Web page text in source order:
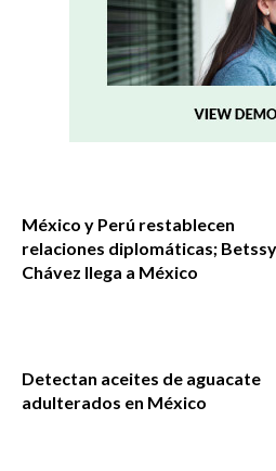
México y Perú restablecen
relaciones diplomáticas; Betssy
Chávez llega a México
Detectan aceites de aguacate
adulterados en México